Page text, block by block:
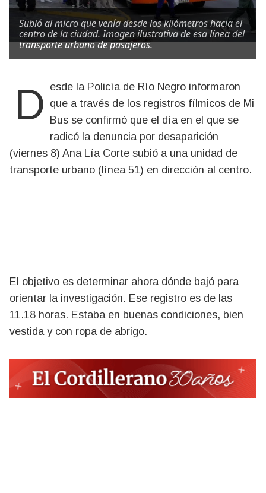
Subió al micro que venía desde los kilómetros hacia el
centro de la ciudad. Imagen ilustrativa de esa línea del
transporte urbano de pasajeros.
Desde la Policía de Río Negro informaron que a través de los registros fílmicos de Mi
Bus se confirmó que el día en el que se
radicó la denuncia por desaparición
(viernes 8) Ana Lía Corte subió a una unidad de
transporte urbano (línea 51) en dirección al centro.
El objetivo es determinar ahora dónde bajó para
orientar la investigación. Ese registro es de las
11.18 horas. Estaba en buenas condiciones, bien
vestida y con ropa de abrigo.